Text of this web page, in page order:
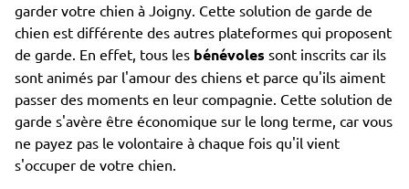
garder votre chien à Joigny. Cette solution de garde de
chien est différente des autres plateformes qui proposent
de garde. En effet, tous les bénévoles sont inscrits car ils
sont animés par l'amour des chiens et parce qu'ils aiment
passer des moments en leur compagnie. Cette solution de
garde s'avère être économique sur le long terme, car vous
ne payez pas le volontaire à chaque fois qu'il vient
s'occuper de votre chien.